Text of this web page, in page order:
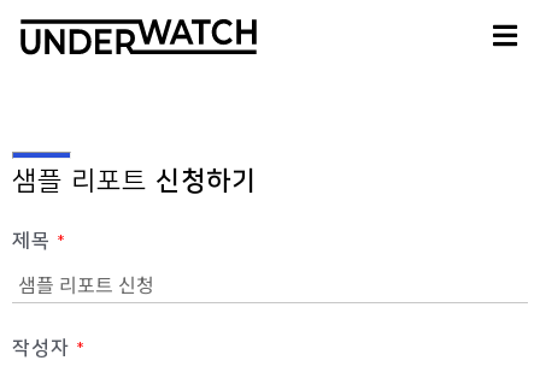
샘플 리포트 신청하기
제목 *
작성자 *